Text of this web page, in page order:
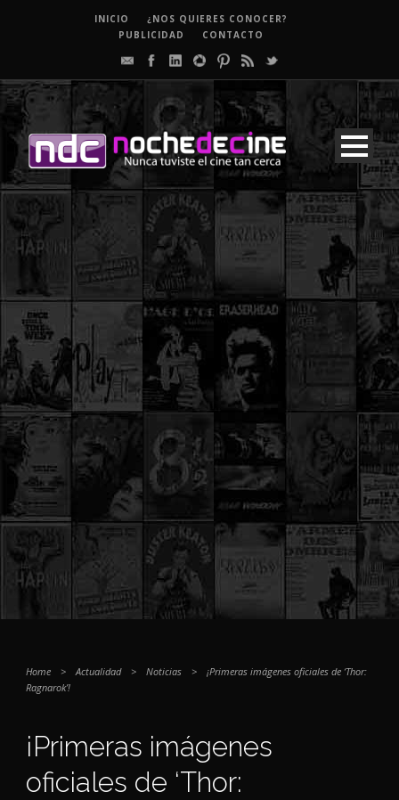
INICIO
¿NOS QUIERES CONOCER?
PUBLICIDAD
CONTACTO
Home > Actualidad > Noticias >
¡Primeras imágenes oficiales de ‘Thor:
Ragnarok’!
¡Primeras imágenes
oficiales de ‘Thor: